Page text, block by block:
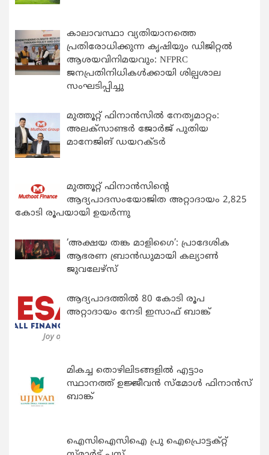
കാലാവസ്ഥാ വ്യതിയാനത്തെ
പ്രതിരോധിക്കുന്ന കൃഷിയും ഡിജിറ്റൽ
ആശയവിനിമയവും: NFPRC
ജനപ്രതിനിധികൾക്കായി ശില്പശാല
സംഘടിപ്പിച്ചു
മുത്തൂറ്റ് ഫിനാൻസിൽ നേതൃമാറ്റം:
അലക്സാണ്ടർ ജോർജ് പുതിയ
മാനേജിങ് ഡയറക്ടർ
മുത്തൂറ്റ് ഫിനാൻസിന്റെ
ആദ്യപാദസംയോജിത അറ്റാദായം 2,825
കോടി രൂപയായി ഉയർന്നു
‘അക്ഷയ തങ്ക മാളിഗൈ’: പ്രാദേശിക
ആഭരണ ബ്രാന്‍ഡുമായി കല്യാണ്‍
ജുവലേഴ്‌സ്
ആദ്യപാദത്തിൽ 80 കോടി രൂപ
അറ്റാദായം നേടി ഇസാഫ് ബാങ്ക്
മികച്ച തൊഴിലിടങ്ങളിൽ എട്ടാം
സ്ഥാനത്ത് ഉജ്ജീവൻ സ്മോൾ ഫിനാൻസ്
ബാങ്ക്
ഐസിഐസിഐ പ്രു ഐപ്രൊട്ടക്റ്റ്